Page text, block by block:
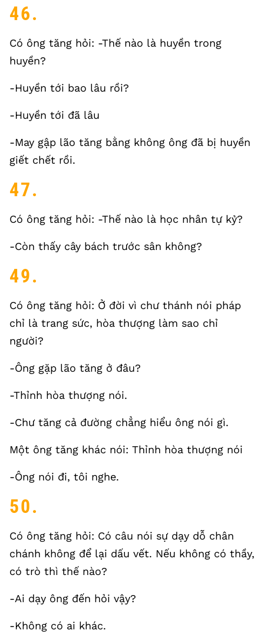
46.
Có ông tăng hỏi: -Thế nào là huyền trong
huyền?
-Huyền tới bao lâu rồi?
-Huyền tới đã lâu
-May gập lão tăng bằng không ông đã bị huyền
giết chết rồi.
47.
Có ông tăng hỏi: -Thế nào là học nhân tự kỷ?
-Còn thấy cây bách trước sân không?
49.
Có ông tăng hỏi: Ở đời vì chư thánh nói pháp
chỉ là trang sức, hòa thượng làm sao chỉ
người?
-Ông gặp lão tăng ở đâu?
-Thỉnh hòa thượng nói.
-Chư tăng cả đường chẳng hiểu ông nói gì.
Một ông tăng khác nói: Thỉnh hòa thượng nói
-Ông nói đi, tôi nghe.
50.
Có ông tăng hỏi: Có câu nói sự dạy dỗ chân
chánh không để lại dấu vết. Nếu không có thầy,
có trò thì thế nào?
-Ai dạy ông đến hỏi vậy?
-Không có ai khác.